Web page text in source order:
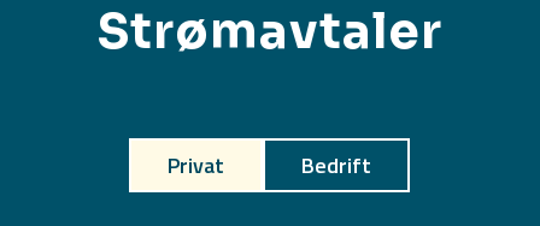
Strømavtaler
Privat Bedrift